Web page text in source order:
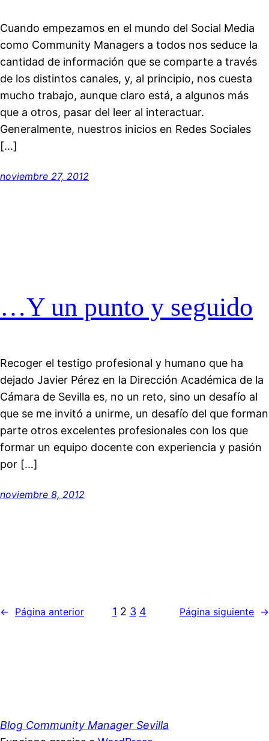
Cuando empezamos en el mundo del Social Media
como Community Managers a todos nos seduce la
cantidad de información que se comparte a través
de los distintos canales, y, al principio, nos cuesta
mucho trabajo, aunque claro está, a algunos más
que a otros, pasar del leer al interactuar.
Generalmente, nuestros inicios en Redes Sociales
[…]
noviembre 27, 2012
…Y un punto y seguido
Recoger el testigo profesional y humano que ha
dejado Javier Pérez en la Dirección Académica de la
Cámara de Sevilla es, no un reto, sino un desafío al
que se me invitó a unirme, un desafío del que forman
parte otros excelentes profesionales con los que
formar un equipo docente con experiencia y pasión
por […]
noviembre 8, 2012
← Página anterior 1 2 3 4 Página siguiente →
Blog Community Manager Sevilla